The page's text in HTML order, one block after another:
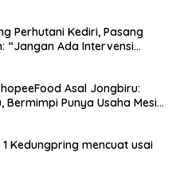
Perhutani Kediri, Pasang
“Jangan Ada Intervensi
Asal Jongbiru:
Bermimpi Punya Usaha Mesin
1 Kedungpring mencuat usai